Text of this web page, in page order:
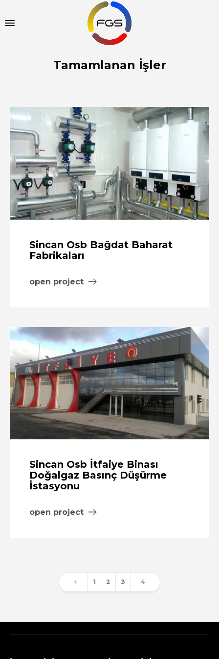
Tamamlanan İşler
Sincan Osb Bağdat Baharat
Fabrikaları
open project
Sincan Osb İtfaiye Binası
Doğalgaz Basınç Düşürme
İstasyonu
open project
1 2 3 4